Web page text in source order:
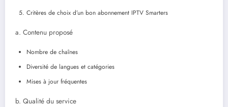
Critères de choix d’un bon abonnement IPTV Smarters
a. Contenu proposé
Nombre de chaînes
Diversité de langues et catégories
Mises à jour fréquentes
b. Qualité du service